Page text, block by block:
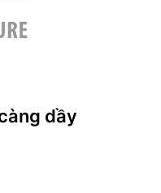
dầy